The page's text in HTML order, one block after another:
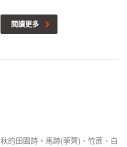
閱讀更多
秋的田園詩。馬蹄(荸薺)、竹蔗、白